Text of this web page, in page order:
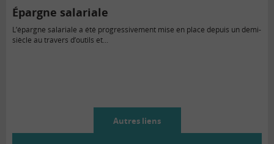
Épargne salariale
L’épargne salariale a été progressivement mise en place depuis un demi-
siècle au travers d’outils et...
Autres liens